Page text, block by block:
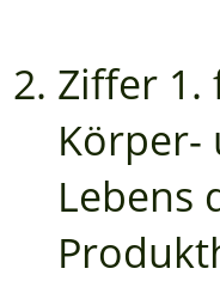
Ziffer 1.
Körper-
Lebens